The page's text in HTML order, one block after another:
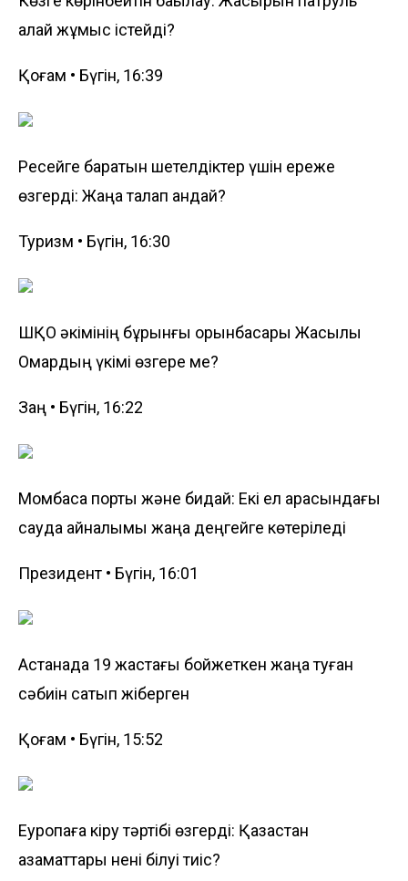
қалай жұмыс істейді?
Қоғам • Бүгін, 16:39
Ресейге баратын шетелдіктер үшін ереже
өзгерді: Жаңа талап қандай?
Туризм • Бүгін, 16:30
ШҚО әкімінің бұрынғы орынбасары Жақсылық
Омардың үкімі өзгере ме?
Заң • Бүгін, 16:22
Момбаса порты және бидай: Екі ел арасындағы
сауда айналымы жаңа деңгейге көтеріледі
Президент • Бүгін, 16:01
Астанада 19 жастағы бойжеткен жаңа туған
сәбиін сатып жіберген
Қоғам • Бүгін, 15:52
Еуропаға кіру тәртібі өзгерді: Қазақстан
азаматтары нені білуі тиіс?